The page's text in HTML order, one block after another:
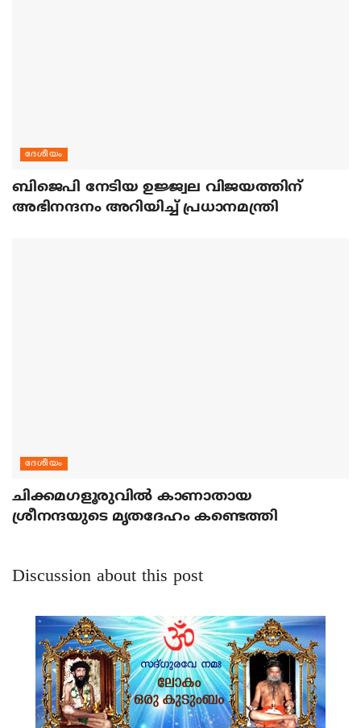
ദേശീയം
ബിജെപി നേടിയ ഉജ്ജ്വല വിജയത്തിന്
അഭിനന്ദനം അറിയിച്ച് പ്രധാനമന്ത്രി
ദേശീയം
ചിക്കമഗളൂരുവില്‍ കാണാതായ
ശ്രീനന്ദയുടെ മൃതദേഹം കണ്ടെത്തി
Discussion about this post